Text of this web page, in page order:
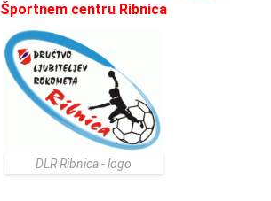
Športnem centru Ribnica
DLR Ribnica - logo